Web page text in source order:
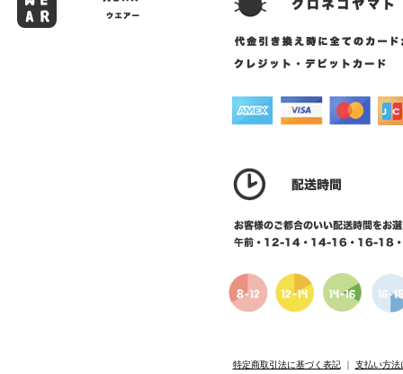
特定商取引法に基づく表記｜ 支払い方法